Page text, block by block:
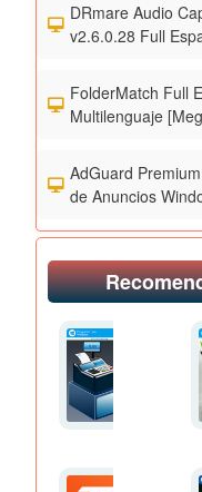
DRmare Audio
v2.6.0.28 Full
FolderMatch Full
Multilenguaje
AdGuard
de Anuncios